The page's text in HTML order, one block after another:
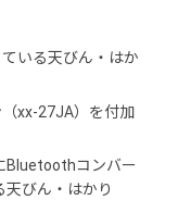
いる天びん・はか
xx-27JA）を付加
Bluetoothコンバー
天びん・はかり